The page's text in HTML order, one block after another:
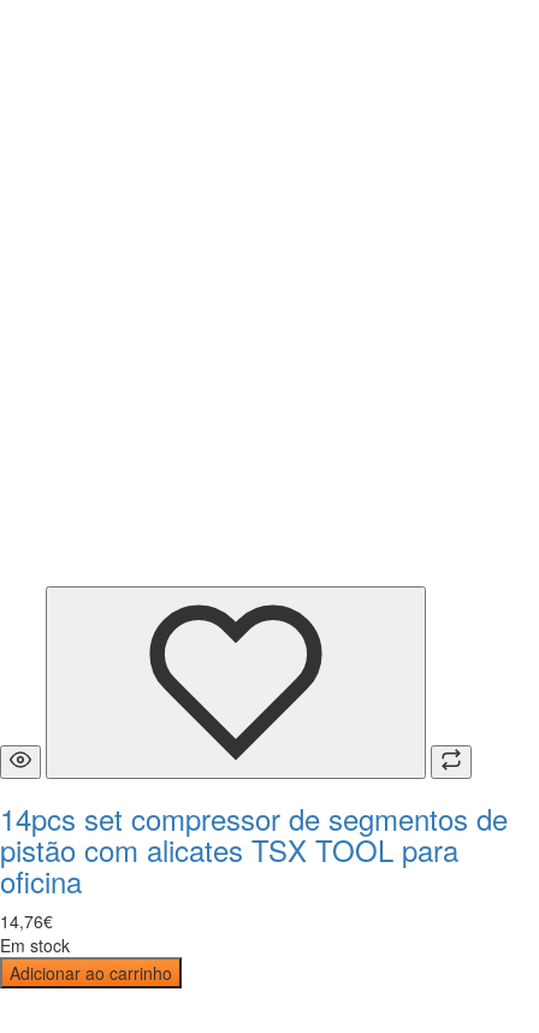
14pcs set compressor de segmentos de
pistão com alicates TSX TOOL para
oficina
14,76€
Em stock
Adicionar ao carrinho